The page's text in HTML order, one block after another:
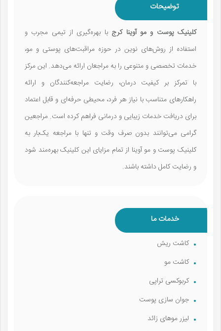
توضیحات
کلینیک پوست و مو آوینا کرج با بهره‌گیری از تیمی مجرب و
استفاده از روش‌های نوین در حوزه مراقبت‌های پوستی و مو،
خدمات تخصصی و متنوعی را به مراجعان ارائه می‌دهد. این مرکز
با تمرکز بر کیفیت درمان، رضایت مراجعه‌کنندگان و ارائه
راهکارهای متناسب با نیاز هر فرد، محیطی حرفه‌ای و قابل اعتماد
برای دریافت خدمات زیبایی و درمانی فراهم کرده است. مراجعین
گرامی می‌توانند بدون صرف وقت و تنها با مراجعه یک‌بار به
کلینیک پوست و مو آوینا از تمام مزایای این کلینیک بهره‌مند شود
و رضایت کامل داشته باشند.
خدمات ما
کاشت ریش
کاشت مو
کربوکسی تراپی
جوان سازی پوست
لیزر موهای زائد